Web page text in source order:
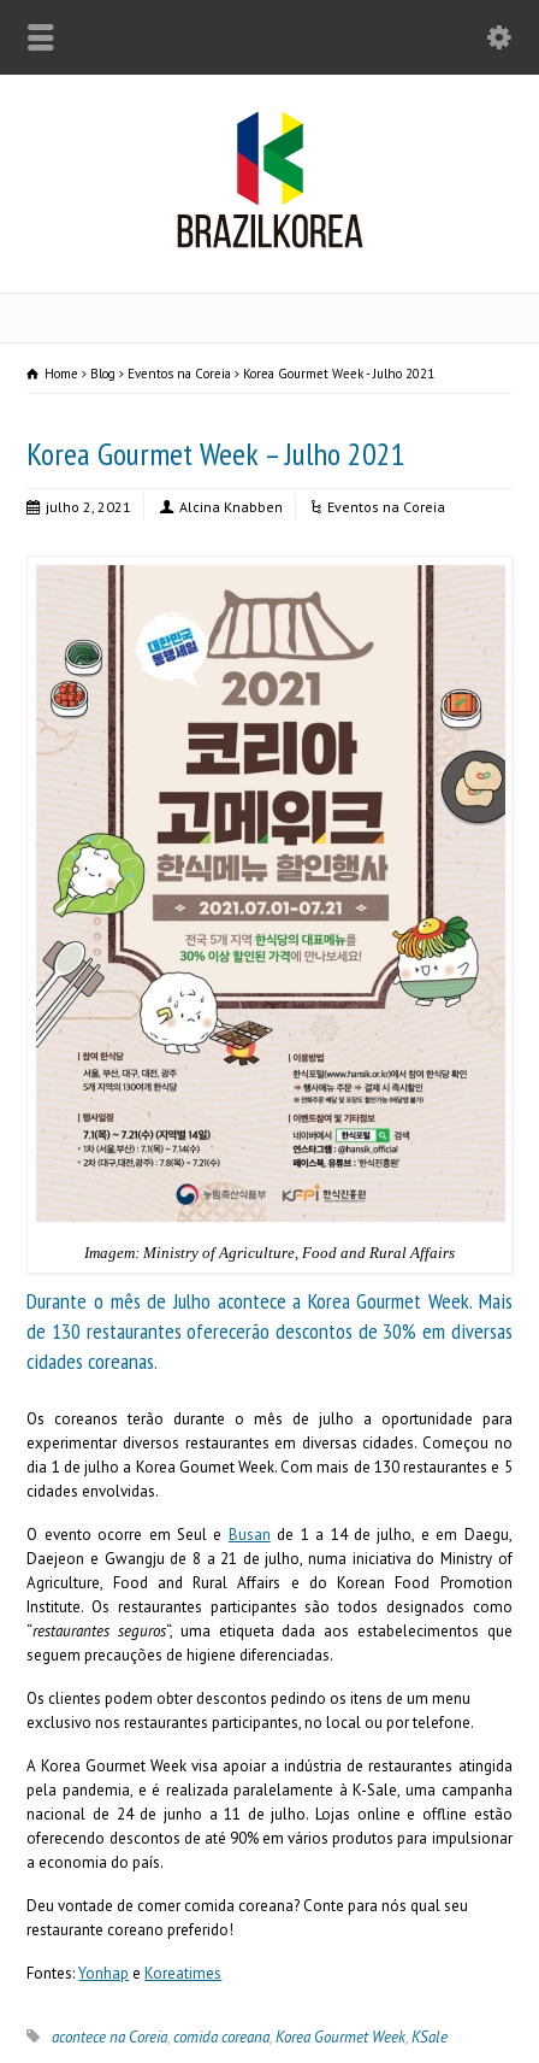
Home Blog Eventos na Coreia Korea Gourmet Week - Julho 2021
Korea Gourmet Week – Julho 2021
julho 2, 2021 Alcina Knabben Eventos na Coreia
Imagem: Ministry of Agriculture, Food and Rural Affairs
Durante o mês de Julho acontece a Korea Gourmet Week. Mais
de 130 restaurantes oferecerão descontos de 30% em diversas
cidades coreanas.
Os coreanos terão durante o mês de julho a oportunidade para
experimentar diversos restaurantes em diversas cidades. Começou no
dia 1 de julho a Korea Goumet Week. Com mais de 130 restaurantes e 5
cidades envolvidas.
O evento ocorre em Seul e Busan de 1 a 14 de julho, e em Daegu,
Daejeon e Gwangju de 8 a 21 de julho, numa iniciativa do Ministry of
Agriculture, Food and Rural Affairs e do Korean Food Promotion
Institute. Os restaurantes participantes são todos designados como
“restaurantes seguros“, uma etiqueta dada aos estabelecimentos que
seguem precauções de higiene diferenciadas.
Os clientes podem obter descontos pedindo os itens de um menu
exclusivo nos restaurantes participantes, no local ou por telefone.
A Korea Gourmet Week visa apoiar a indústria de restaurantes atingida
pela pandemia, e é realizada paralelamente à K-Sale, uma campanha
nacional de 24 de junho a 11 de julho. Lojas online e offline estão
oferecendo descontos de até 90% em vários produtos para impulsionar
a economia do país.
Deu vontade de comer comida coreana? Conte para nós qual seu
restaurante coreano preferido!
Fontes:Yonhap eKoreatimes
acontece na Coreia,comida coreana,Korea Gourmet Week,KSale